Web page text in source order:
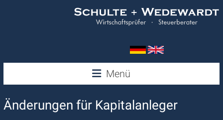
Wedewardt
&
Schulte
Menü
Änderungen für Kapitalanleger